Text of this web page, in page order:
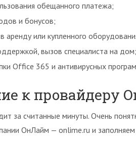
обещанного платежа;
и бонусов;
аренду или купленного
вызов специалиста на дом;
Office 365 и антивирусных
к провайдеру
за считанные минуты. Очень
ОнЛайм — onlime.ru и